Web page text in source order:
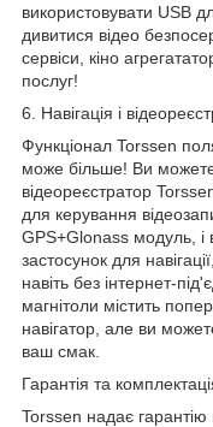
використовувати USB
дивитися відео
сервіси, кіно
послуг!
6. Навігація і
Функціонал Torssen
може більше! Ви
відеореєстратор
для керування
GPS+Glonass модуль, і
застосунок для
навіть без інтернет-
магнітоли містить
навігатор, але ви
ваш смак.
Гарантія та
Torssen надає гарантію